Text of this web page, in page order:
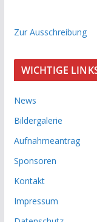
Zur Ausschreibung
WICHTIGE
News
Bildergalerie
Aufnahmeantrag
Sponsoren
Kontakt
Impressum